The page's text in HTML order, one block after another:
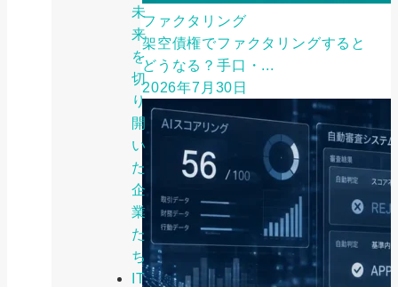
未
来
を
切
り
開
い
た
企
業
た
ち
IT
ファクタリング
架空債権でファクタリングすると
どうなる？手口・...
2026年7月30日